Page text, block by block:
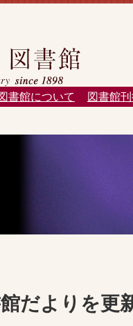
書館について 図書館
だよりを更